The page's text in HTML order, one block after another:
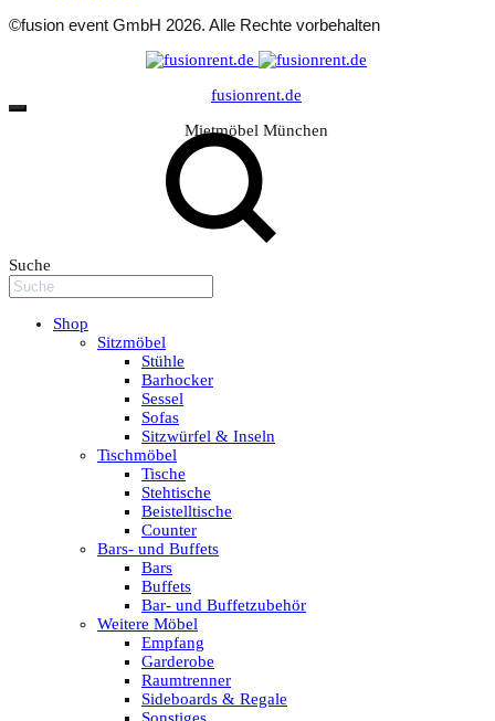
©fusion event GmbH 2026. Alle Rechte vorbehalten
fusionrent.de
Mietmöbel München
Suche
Shop
Sitzmöbel
Stühle
Barhocker
Sessel
Sofas
Sitzwürfel & Inseln
Tischmöbel
Tische
Stehtische
Beistelltische
Counter
Bars- und Buffets
Bars
Buffets
Bar- und Buffetzubehör
Weitere Möbel
Empfang
Garderobe
Raumtrenner
Sideboards & Regale